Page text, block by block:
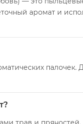
аромат и